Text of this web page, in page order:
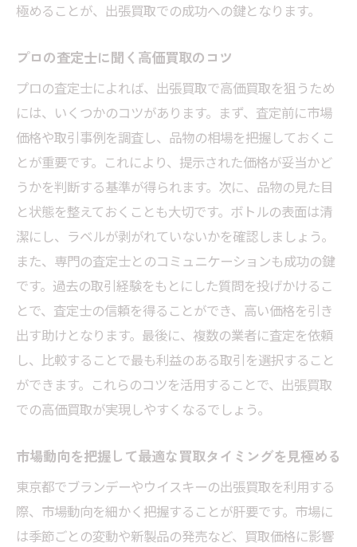
極めることが、出張買取での成功への鍵となります。
プロの査定士に聞く高価買取のコツ
プロの査定士によれば、出張買取で高価買取を狙うため
には、いくつかのコツがあります。まず、査定前に市場
価格や取引事例を調査し、品物の相場を把握しておくこ
とが重要です。これにより、提示された価格が妥当かど
うかを判断する基準が得られます。次に、品物の見た目
と状態を整えておくことも大切です。ボトルの表面は清
潔にし、ラベルが剥がれていないかを確認しましょう。
また、専門の査定士とのコミュニケーションも成功の鍵
です。過去の取引経験をもとにした質問を投げかけるこ
とで、査定士の信頼を得ることができ、高い価格を引き
出す助けとなります。最後に、複数の業者に査定を依頼
し、比較することで最も利益のある取引を選択すること
ができます。これらのコツを活用することで、出張買取
での高価買取が実現しやすくなるでしょう。
市場動向を把握して最適な買取タイミングを見極める
東京都でブランデーやウイスキーの出張買取を利用する
際、市場動向を細かく把握することが肝要です。市場に
は季節ごとの変動や新製品の発売など、買取価格に影響